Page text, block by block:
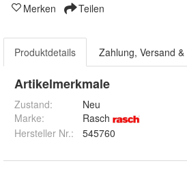
Merken Teilen
Produktdetails Zahlung, Versand
Artikelmerkmale
Zustand:
Neu
Marke:
Rasch
Hersteller Nr.:
545760